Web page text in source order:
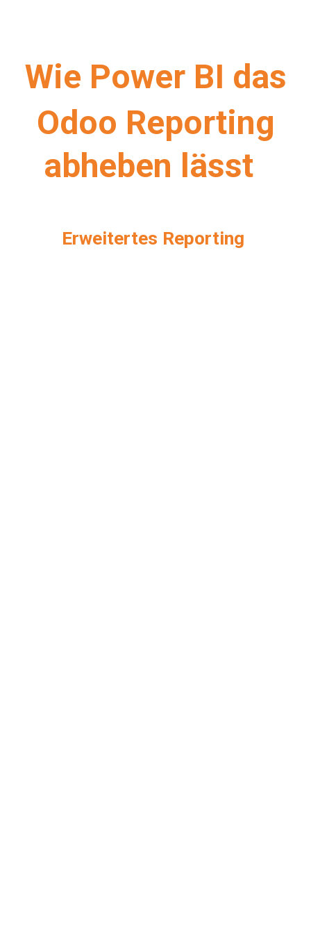
Wie Power BI das
Odoo Reporting
abheben lässt
Erweitertes Reporting